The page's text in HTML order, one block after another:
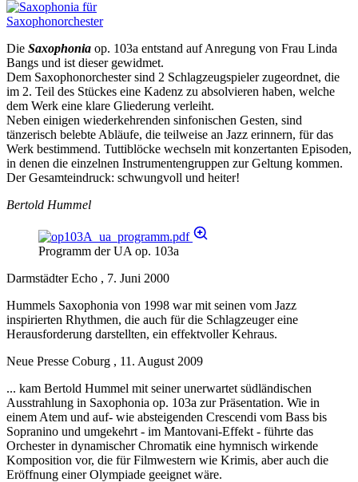
Die Saxophonia op. 103a entstand auf Anregung von Frau Linda
Bangs und ist dieser gewidmet.
Dem Saxophonorchester sind 2 Schlagzeugspieler zugeordnet, die
im 2. Teil des Stückes eine Kadenz zu absolvieren haben, welche
dem Werk eine klare Gliederung verleiht.
Neben einigen wiederkehrenden sinfonischen Gesten, sind
tänzerisch belebte Abläufe, die teilweise an Jazz erinnern, für das
Werk bestimmend. Tuttiblöcke wechseln mit konzertanten Episoden,
in denen die einzelnen Instrumentengruppen zur Geltung kommen.
Der Gesamteindruck: schwungvoll und heiter!
Bertold Hummel
Programm der UA op. 103a
Darmstädter Echo , 7. Juni 2000
Hummels Saxophonia von 1998 war mit seinen vom Jazz
inspirierten Rhythmen, die auch für die Schlagzeuger eine
Herausforderung darstellten, ein effektvoller Kehraus.
Neue Presse Coburg , 11. August 2009
... kam Bertold Hummel mit seiner unerwartet südländischen
Ausstrahlung in Saxophonia op. 103a zur Präsentation. Wie in
einem Atem und auf- wie absteigenden Crescendi vom Bass bis
Sopranino und umgekehrt - im Mantovani-Effekt - führte das
Orchester in dynamischer Chromatik eine hymnisch wirkende
Komposition vor, die für Filmwestern wie Krimis, aber auch die
Eröffnung einer Olympiade geeignet wäre.